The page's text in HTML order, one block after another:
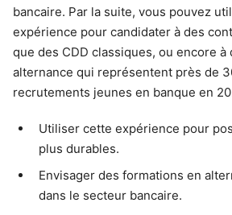
bancaire. Par la suite, vous pouvez
expérience pour candidater à des
que des CDD classiques, ou encore à
alternance qui représentent près de
recrutements jeunes en banque en
Utiliser cette expérience pour
plus durables.
Envisager des formations en
dans le secteur bancaire.